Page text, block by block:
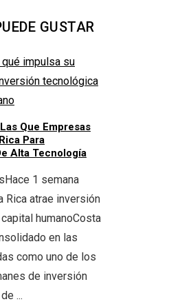
GUSTAR
Que Empresas
Para
Alta Tecnología
Hace 1 semana
Rica atrae inversión
humanoCosta
en las
como uno de los
de inversión
...